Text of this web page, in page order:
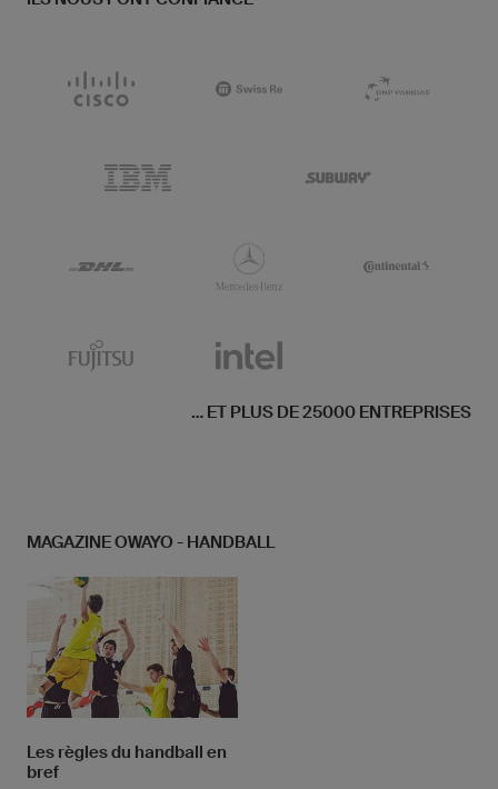
... ET PLUS DE 25000 ENTREPRISES
MAGAZINE OWAYO - HANDBALL
Les règles du handball en
bref